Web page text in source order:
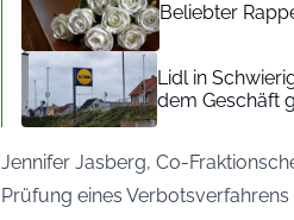
Beliebter
Lidl in
dem Geschäft
Jennifer Jasberg, Co-
Prüfung eines Verbotsverfahrens